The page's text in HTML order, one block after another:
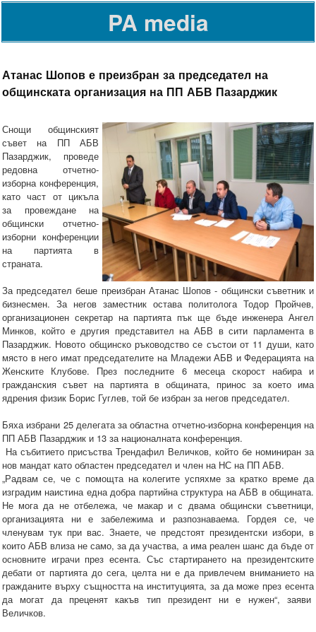
PA media
Атанас Шопов е преизбран за председател на
общинската организация на ПП АБВ Пазарджик
Снощи общинският
съвет на ПП АБВ
Пазарджик, проведе
редовна отчетно-
изборна конференция,
като част от цикъла
за провеждане на
общински отчетно-
изборни конференции
на партията в
страната.
За председател беше преизбран Атанас Шопов - общински съветник и
бизнесмен. За негов заместник остава политолога Тодор Пройчев,
организационен секретар на партията пък ще бъде инженера Ангел
Минков, който е другия представител на АБВ в сити парламента в
Пазарджик. Новото общинско ръководство се състои от 11 души, като
място в него имат председателите на Младежи АБВ и Федерацията на
Женските Клубове. През последните 6 месеца скорост набира и
гражданския съвет на партията в общината, принос за което има
ядрения физик Борис Гуглев, той бе избран за негов председател.
Бяха избрани 25 делегата за областна отчетно-изборна конференция на
ПП АБВ Пазарджик и 13 за националната конференция.
На събитието присъства Трендафил Величков, който бе номиниран за
нов мандат като областен председател и член на НС на ПП АБВ.
„Радвам се, че с помощта на колегите успяхме за кратко време да
изградим наистина една добра партийна структура на АБВ в общината.
Не мога да не отбележа, че макар и с двама общински съветници,
организацията ни е забележима и разпознаваема. Гордея се, че
членувам тук при вас. Знаете, че предстоят президентски избори, в
които АБВ влиза не само, за да участва, а има реален шанс да бъде от
основните играчи през есента. Със стартирането на президентските
дебати от партията до сега, целта ни е да привлечем вниманието на
гражданите върху същността на институцията, за да може през есента
да могат да преценят какъв тип президент ни е нужен“, заяви
Величков.